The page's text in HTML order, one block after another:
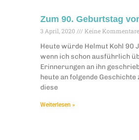
Zum 90. Geburtstag
3 April, 2020 Keine Kommentare
Heute würde Helmut Kohl 90
wenn ich schon ausführlich
Erinnerungen an ihn
heute an folgende
diese
Weiterlesen »